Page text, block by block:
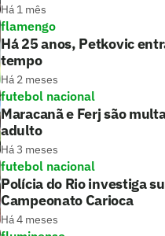
Há 1 mês
flamengo
Há 25 anos, Petkovic
tempo
Há 2 meses
futebol nacional
Maracanã e Ferj são
adulto
Há 3 meses
futebol nacional
Polícia do Rio investiga
Campeonato Carioca
Há 4 meses